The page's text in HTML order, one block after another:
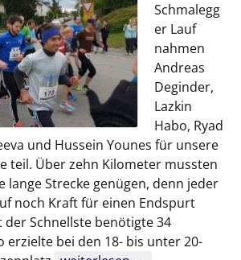
Schmalegg
er Lauf
nahmen
Andreas
Deginder,
Lazkin
Habo, Ryad
und Hussein Younes für unsere
teil. Über zehn Kilometer mussten
lange Strecke genügen, denn jeder
noch Kraft für einen Endspurt
der Schnellste benötigte 34
erzielte bei den 18- bis unter 20-